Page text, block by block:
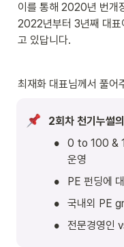
이를 통해 2020년 번개
2022년부터 3년째 대표
고 있답니다.
최재화 대표님께서 풀어
2회차 천기누썰
•
0 to 100 &
운영
• PE 펀딩에
• 국내외 PE
• 전문경영인